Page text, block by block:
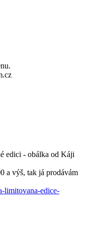
edici - obálka od Káji
a výš, tak já prodávám
limitovana-edice-